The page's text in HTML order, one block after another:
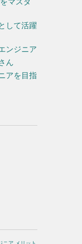
して活躍
ンジニア
ん
アを目指